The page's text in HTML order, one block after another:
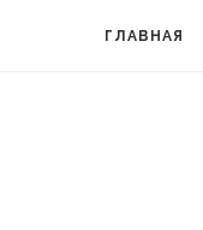
ГЛАВНАЯ